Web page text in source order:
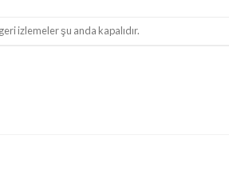
izlemeler şu anda kapalıdır.